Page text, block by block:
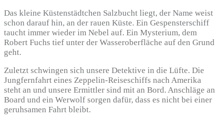
Das kleine Küstenstädtchen Salzbucht liegt, der Name weist
schon darauf hin, an der rauen Küste. Ein Gespensterschiff
taucht immer wieder im Nebel auf. Ein Mysterium, dem
Robert Fuchs tief unter der Wasseroberfläche auf den Grund
geht.
Zuletzt schwingen sich unsere Detektive in die Lüfte. Die
Jungfernfahrt eines Zeppelin-Reiseschiffs nach Amerika
steht an und unsere Ermittler sind mit an Bord. Anschläge an
Board und ein Werwolf sorgen dafür, dass es nicht bei einer
geruhsamen Fahrt bleibt.